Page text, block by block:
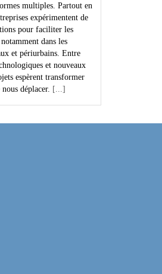
multiples. Partout en
expérimentent de
pour faciliter les
dans les
et périurbains. Entre
et nouveaux
espèrent transformer
déplacer. [...]